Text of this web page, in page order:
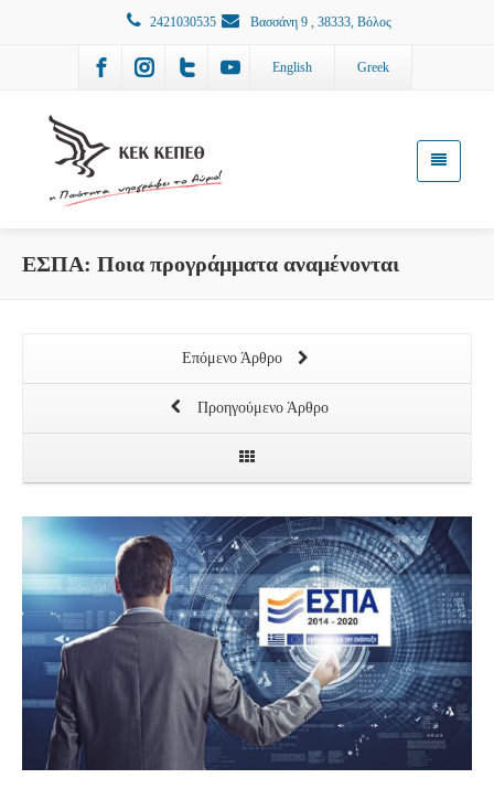
2421030535 Βασσάνη 9 , 38333, Βόλος
English Greek
ΕΣΠΑ: Ποια προγράμματα αναμένονται
Επόμενο Άρθρο
Προηγούμενο Άρθρο